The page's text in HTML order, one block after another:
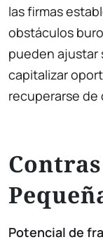
las firmas
obstáculos
pueden ajustar
capitalizar
recuperarse de
Potencial de